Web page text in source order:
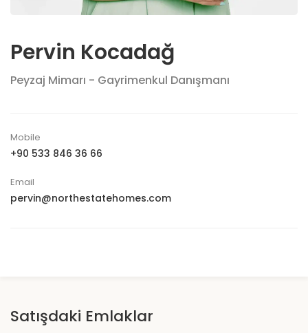
Pervin Kocadağ
Peyzaj Mimarı - Gayrimenkul Danışmanı
Mobile
+90 533 846 36 66
Email
pervin@northestatehomes.com
Satışdaki Emlaklar